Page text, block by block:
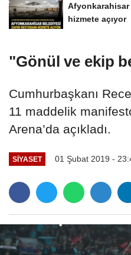
Afyonkarahisar
hizmete açıyor
"Gönül ve ekip
Cumhurbaşkanı
11 maddelik
Arena’da açıkladı.
SIYASET 01 Şubat 2019 -